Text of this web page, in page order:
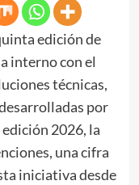
edición de
interno con el
técnicas,
por
2026, la
una cifra
iniciativa desde